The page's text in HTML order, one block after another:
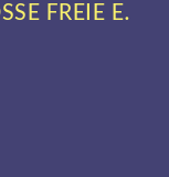
FREIE E. V